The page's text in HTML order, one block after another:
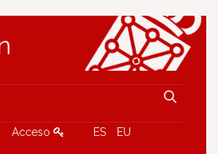
Acceso ES EU